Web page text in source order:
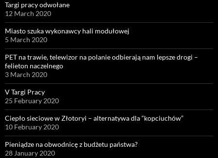
Targi pracy odwołane
12 March 2020
Miasto szuka wykonawcy hali modułowej
5 March 2020
PET na trawie, telewizor na polanie odbierają nam lepsze drogi –
felieton naczelnego
3 March 2020
V Targi Pracy
25 February 2020
Ciepło sieciowe w Złotoryi – alternatywa dla “kopciuchów”
10 February 2020
Pieniądze na obwodnicę z budżetu państwa?
28 January 2020